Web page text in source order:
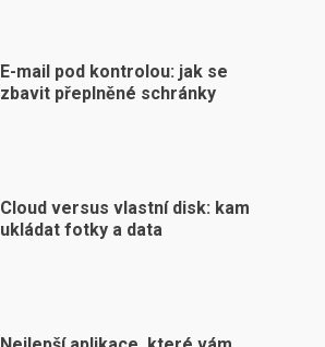
E-mail pod kontrolou: jak se
zbavit přeplněné schránky
Cloud versus vlastní disk: kam
ukládat fotky a data